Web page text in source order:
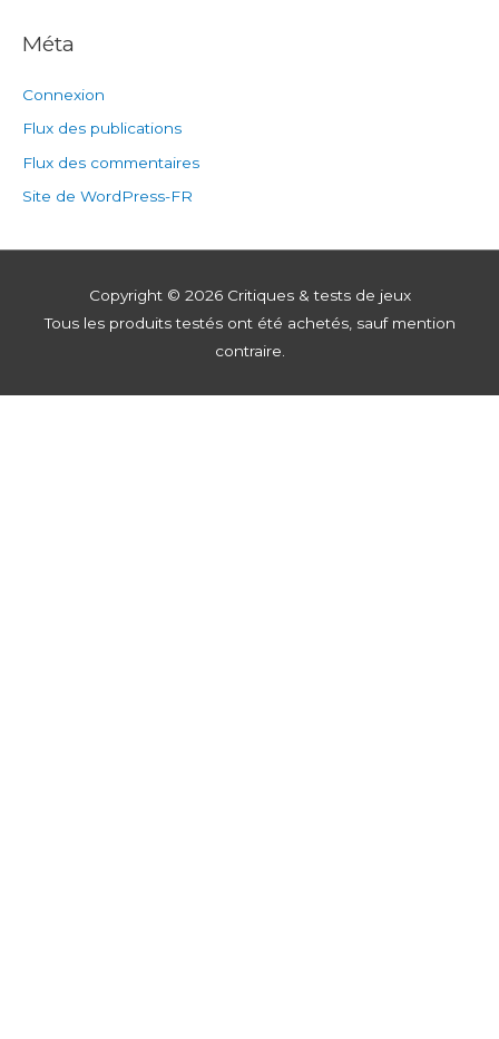
Méta
Connexion
Flux des publications
Flux des commentaires
Site de WordPress-FR
Copyright © 2026 Critiques & tests de jeux
Tous les produits testés ont été achetés, sauf mention
contraire.